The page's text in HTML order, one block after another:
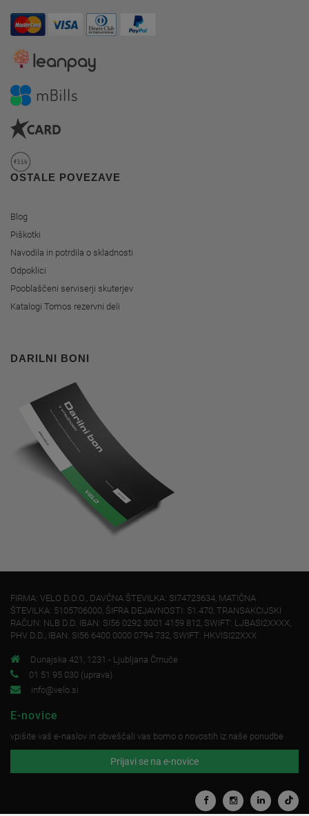
OSTALE POVEZAVE
Blog
Piškotki
Navodila in potrdila o skladnosti
Odpoklici
Pooblaščeni serviserji skuterjev
Katalogi Tomos rezervni deli
DARILNI BONI
FIRMA: VELO D.O.O., DAVČNA ŠTEVILKA: SI74723634, MATIČNA
ŠTEVILKA: 5105706000, ŠIFRA DEJAVNOSTI: 51.470, TRANSAKCIJSKI
RAČUN: NLB D.D. IBAN: SI56 0292 3001 4159 812, SWIFT: LJBASI2XXXX,
PHV D.D., IBAN: SI56 6400 0000 0794 732, SWIFT: HKVISI22XXX
Dunajska 421, 1231 - Ljubljana Črnuče
01 51 95 030 (uprava)
info@velo.si
E-novice
vpišite vaš e-naslov in obveščali vas bomo o novostih iz naše ponudbe
Prijavi se na e-novice